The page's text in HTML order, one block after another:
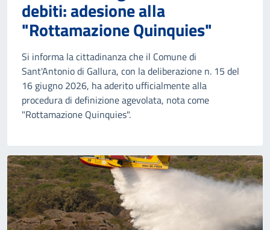
debiti: adesione alla
"Rottamazione Quinquies"
Si informa la cittadinanza che il Comune di
Sant'Antonio di Gallura, con la deliberazione n. 15 del
16 giugno 2026, ha aderito ufficialmente alla
procedura di definizione agevolata, nota come
"Rottamazione Quinquies".